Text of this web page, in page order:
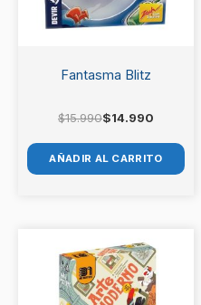
Fantasma Blitz
$15.990$14.990
AÑADIR AL CARRITO